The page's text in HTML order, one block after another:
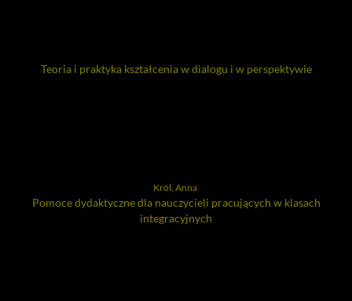
Teoria i praktyka kształcenia w dialogu i w perspektywie
Król, Anna
Pomoce dydaktyczne dla nauczycieli pracujących w klasach
integracyjnych